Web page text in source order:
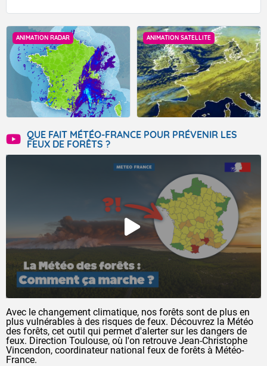
ANIMATION RADAR ANIMATION SATELLITE
QUE FAIT MÉTÉO-FRANCE POUR PRÉVENIR LES
FEUX DE FORÊTS ?
Avec le changement climatique, nos forêts sont de plus en
plus vulnérables à des risques de feux. Découvrez la Météo
des forêts, cet outil qui permet d'alerter sur les dangers de
feux. Direction Toulouse, où l'on retrouve Jean-Christophe
Vincendon, coordinateur national feux de forêts à Météo-
France.